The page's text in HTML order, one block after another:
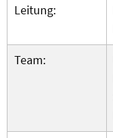
Leitung:
Team: